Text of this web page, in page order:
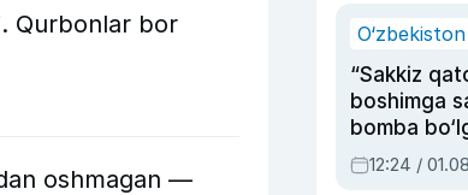
Qurbonlar bor
oshmagan —
O‘zbekiston
“Sakkiz
boshimga
bomba
Oripovni
12:24 /